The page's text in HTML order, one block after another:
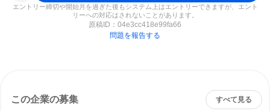
エントリー締切や開始月を過ぎた後もシステム上はエントリーできますが、エント
リーへの対応はされないことがあります。
原稿ID： 04e3cc418e99fa66
問題を報告する
この企業の募集 すべて見る